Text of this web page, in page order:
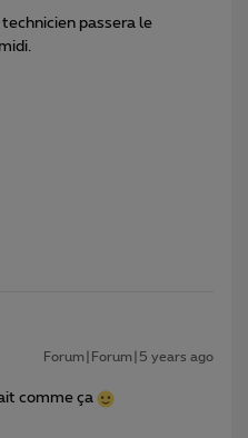
technicien passera le
Forum|Forum|5 years ago
comme ça